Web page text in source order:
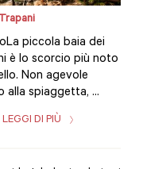
piccola baia dei
è lo scorcio più noto
Non agevole
alla spiaggetta, ...
LEGGI DI PIÙ